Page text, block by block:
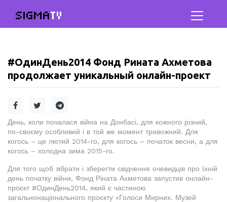
SIGMATV
#ОдинДень2014 Фонд Рината Ахметова
продолжает уникальный онлайн-проект
День, коли почалася війна на Донбасі, для кожного різний,
по-своєму особливий і в той же момент тривожний. Для
когось – це лютий 2014-го, для когось – початок весни, а для
когось – холодна зима 2015-го.
Для того щоб зібрати і зберегти свідчення очевидців про їхній
день початку війни, Фонд Ріната Ахметова запустив онлайн-
проєкт #ОдинДень2014, який є частиною
загальнонаціонального проєкту «Голоси Мирних. Музей